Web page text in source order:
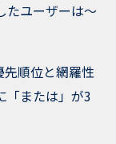
たユーザーは〜
先順位と網羅性
「または」が3